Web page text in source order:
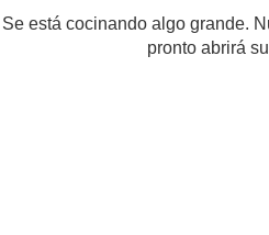
Se está cocinando algo grande.
pronto abrirá